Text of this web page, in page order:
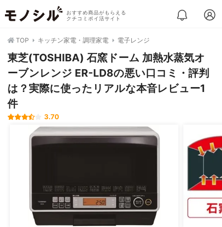
おすすめ商品がもらえる
クチコミポイ活サイト
TOP キッチン家電・調理家電 電子レンジ
東芝(TOSHIBA) 石窯ドーム 加熱水蒸気オ
ーブンレンジ ER-LD8の悪い口コミ・評判
は？実際に使ったリアルな本音レビュー1
件
3.70